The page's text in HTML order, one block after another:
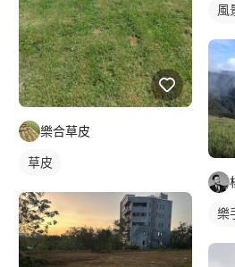
樂合草皮
草皮
風
樂